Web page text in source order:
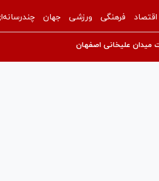
اقتصاد فرهنگی ورزشی جهان
میدان علیخانی اصفهان